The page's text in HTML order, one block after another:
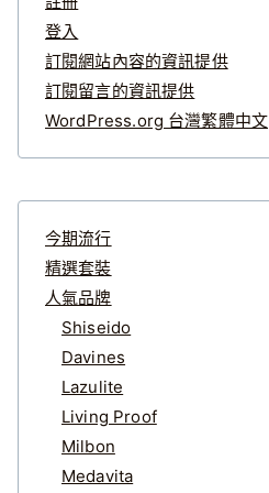
登入
訂閱網站內容的資訊提供
訂閱留言的資訊提供
WordPress.org 台灣繁體中文
今期流行
精選套裝
人氣品牌
Shiseido
Davines
Lazulite
Living Proof
Milbon
Medavita